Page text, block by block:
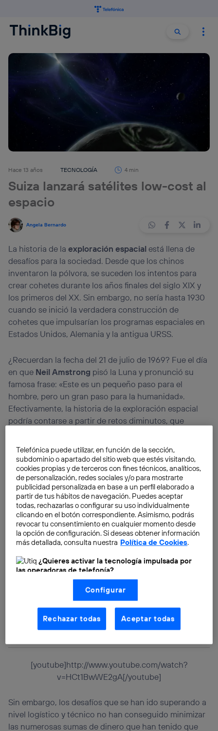
Buscar
Hace 13 años TECNOLOGÍA 4 min
Suiza lanzará satélites low-cost al
espacio
Angela Bernardo
La historia de laexploración espacialestá llena de
desafíos para la sociedad. Desde que los chinos
inventaron la pólvora, se suceden los intentos para
crear cohetes durante los años finales del siglo XIX y
los primeros del XX. Sin embargo, no sería hasta 1930
cuando se inició la verdadera construcción de
cohetes que impulsarían los programas espaciales en
Estados Unidos, Alemania y la antigua URSS.
¿Recuerdan la fecha del 21 de julio de 1969? Fue el día
en que Neil Amstrong pisó la Luna y pronunció su
famosa frase: «Este es un pequeño paso para el
hombre, pero un gran paso para la humanidad».
Efectivamente, la historia de la exploración espacial
podría contarse a partir de retos diminutos, que
internacionales hemos conseguido ir superando,
hasta llegar incluso a enviar un robot a Marte.
[youtube]http://www.youtube.com/watch?
v=HCt1BwWE2gA[/youtube]
Sin embargo, los desafíos que se han ido superando a
nivel logístico y técnico no han conseguido minimizar
las numerosas sumas de dinero que han tenido que
Telefónica puede utilizar, en función de la sección,
subdominio o apartado del sitio web que estés visitando,
cookies propias y de terceros con fines técnicos, analíticos,
de personalización, redes sociales y/o para mostrarte
publicidad personalizada en base a un perfil elaborado a
partir de tus hábitos de navegación. Puedes aceptar
todas, rechazarlas o configurar su uso individualmente
clicando en el botón correspondiente. Asimismo, podrás
revocar tu consentimiento en cualquier momento desde
la opción de configuración. Si deseas obtener información
más detallada, consulta nuestra Política de Cookies.
¿Quieres activar la tecnología impulsada por
las operadoras de telefonía?
Nosotros, Telefónica S.A., utilizamos la tecnología Utiq para
realizar nuestras acciones de marketing digital o análisis
(como se describe en este aviso de consentimiento)
basadas en tu navegación en nuestra(s) web(s)
aquí(solo cuando utilizas una conexión a
internet habilitada , proporcionada por una de las
operadoras de telefonía participantes, y otorgas tu
prioridad ofreciéndote elección y control.
La tecnología utiliza un identificador cifrado creado por tu
telecomunicaciones vinculada a la conexión que utilizas
(p. ej., número de teléfono móvil).
Este identificador se asigna a la conexión de internet, por
Configurar
Rechazar todas Aceptar todas